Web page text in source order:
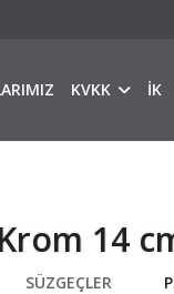
KVKK İK
14
SÜZGEÇLER